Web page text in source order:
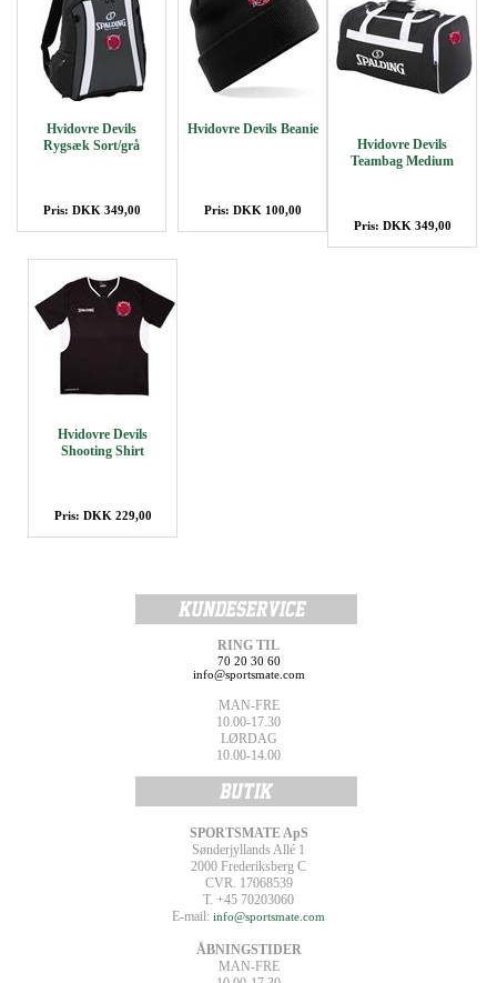
Hvidovre Devils
Rygsæk Sort/grå
Pris: DKK 349,00
Hvidovre Devils Beanie
Pris: DKK 100,00
Hvidovre Devils
Teambag Medium
Pris: DKK 349,00
Hvidovre Devils
Shooting Shirt
Pris: DKK 229,00
RING TIL
70 20 30 60
info@sportsmate.com
MAN-FRE
10.00-17.30
LØRDAG
10.00-14.00
SPORTSMATE ApS
Sønderjyllands Allé 1
2000 Frederiksberg C
CVR. 17068539
T. +45 70203060
E-mail: info@sportsmate.com
ÅBNINGSTIDER
MAN-FRE